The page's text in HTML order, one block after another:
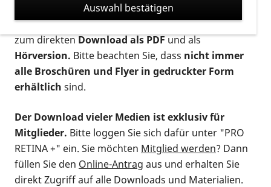
verschiedenen Formaten angeboten: zur
postalischen Bestellung als gedruckte Variante
zum direktenDownload als PDFund als
Hörversion. Bitte beachten Sie, dass nicht immer
alle Broschüren und Flyer in gedruckter Form
erhältlich sind.
Der Download vieler Medien ist exklusiv für
Mitglieder. Bitte loggen Sie sich dafür unter "PRO
RETINA +" ein. Sie möchten Mitglied werden? Dann
füllen Sie den Online-Antrag aus und erhalten Sie
direkt Zugriff auf alle Downloads und Materialien.
Auswahl bestätigen